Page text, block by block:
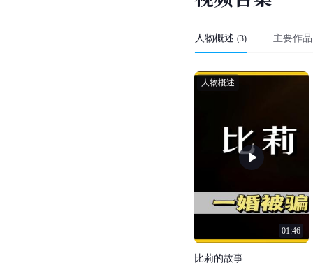
人物概述 (3) 主要作品
01:46
人物概述
比莉的故事